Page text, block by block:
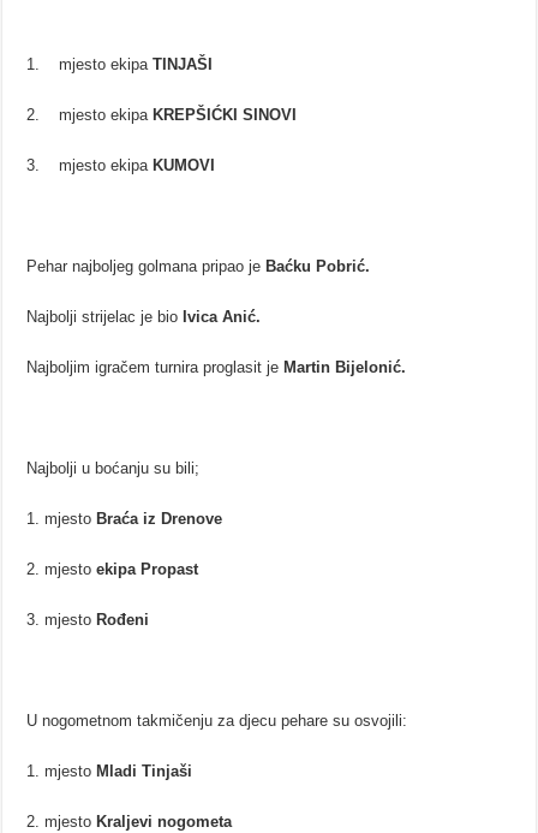
1. mjesto ekipaTINJAŠI
2. mjesto ekipa KREPŠIĆKI SINOVI
3. mjesto ekipa KUMOVI
Pehar najboljeg golmana pripao je Baćku Pobrić.
Najbolji strijelac je bio Ivica Anić.
Najboljim igračem turnira proglasit je Martin Bijelonić.
Najbolji u boćanju su bili;
1. mjesto Braća iz Drenove
2. mjestoekipa Propast
3. mjesto Rođeni
U nogometnom takmičenju za djecu pehare su osvojili:
1. mjesto Mladi Tinjaši
2. mjesto Kraljevi nogometa